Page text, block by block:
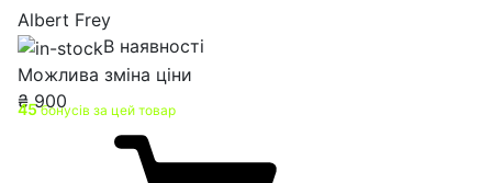
Albert Frey
В наявності
Можлива зміна ціни
₴900
45бонусів за цей товар